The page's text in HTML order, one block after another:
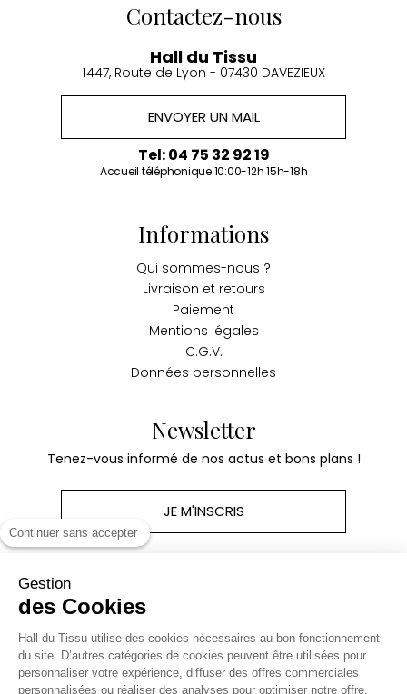
Continuer sans accepter
Gestion
des Cookies
Hall du Tissu utilise des cookies nécessaires au bon fonctionnement
du site. D’autres catégories de cookies peuvent être utilisées pour
personnaliser votre expérience, diffuser des offres commerciales
personnalisées ou réaliser des analyses pour optimiser notre offre.
Contactez-nous
Hall du Tissu
1447, Route de Lyon - 07430 DAVEZIEUX
ENVOYER UN MAIL
Tel: 04 75 32 92 19
Accueil téléphonique 10:00-12h 15h-18h
Informations
Qui sommes-nous ?
Livraison et retours
Paiement
Mentions légales
C.G.V.
Données personnelles
Newsletter
Tenez-vous informé de nos actus et bons plans !
JE M'INSCRIS
Produits
Notre société